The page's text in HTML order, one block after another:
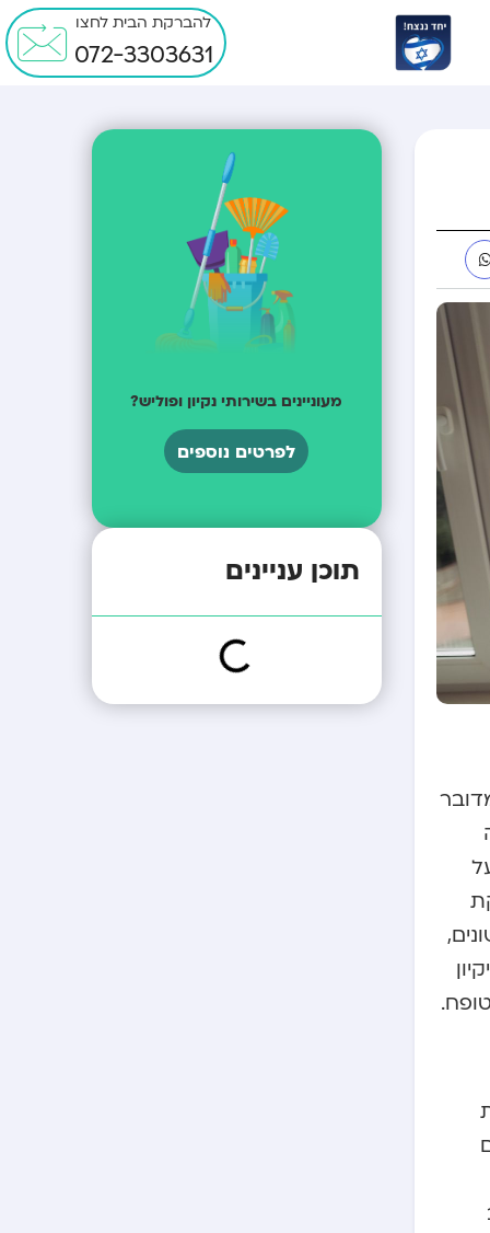
להברקת הבית לחצו
072-3303631
מעוניינים בשירותי נקיון ופוליש?
לפרטים נוספים
תוכן עניינים